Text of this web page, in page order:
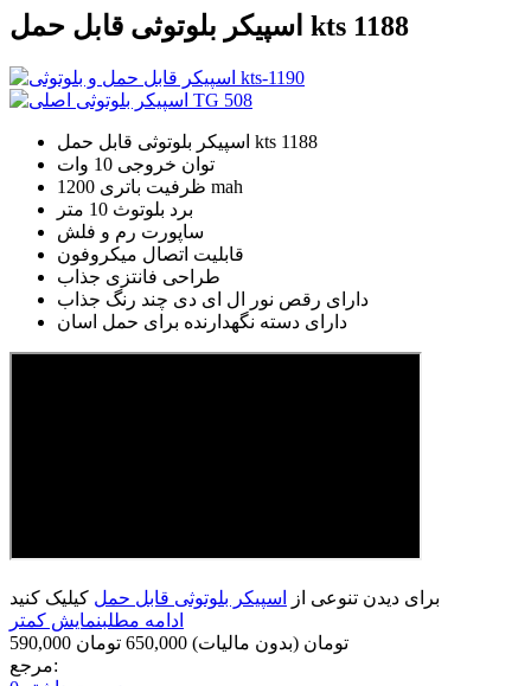
اسپیکر بلوتوثی قابل حمل kts 1188
اسپیکر بلوتوثی قابل حمل kts 1188
توان خروجی 10 وات
ظرفیت باتری 1200 mah
برد بلوتوث 10 متر
ساپورت رم و فلش
قابلیت اتصال میکروفون
طراحی فانتزی جذاب
دارای رقص نور ال ای دی چند رنگ جذاب
دارای دسته نگهدارنده برای حمل اسان
برای دیدن تنوعی از اسپیکر بلوتوثی قابل حمل کیلیک کنید
ادامه مطلبنمایش کمتر
590,000 تومان (بدون مالیات) 650,000 تومان
مرجع: